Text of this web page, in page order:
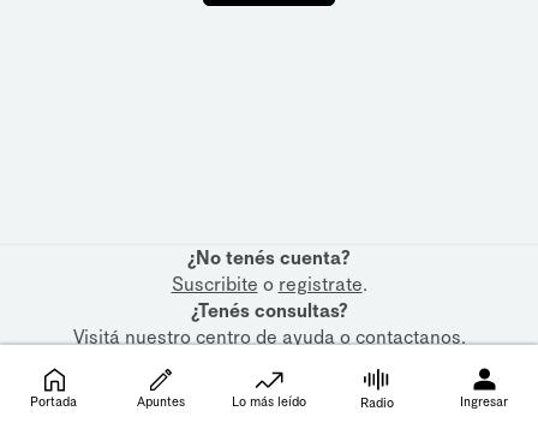
¿No tenés cuenta?
Suscribite o registrate.
¿Tenés consultas?
Visitá nuestrocentro de ayudaocontactanos.
Portada Apuntes Lo más leído Radio Ingresar